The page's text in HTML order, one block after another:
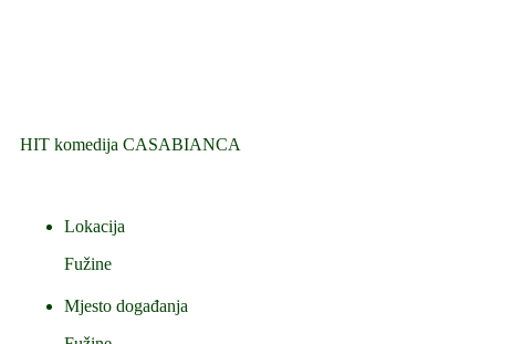
HIT komedija CASABIANCA
Lokacija
Fužine
Mjesto događanja